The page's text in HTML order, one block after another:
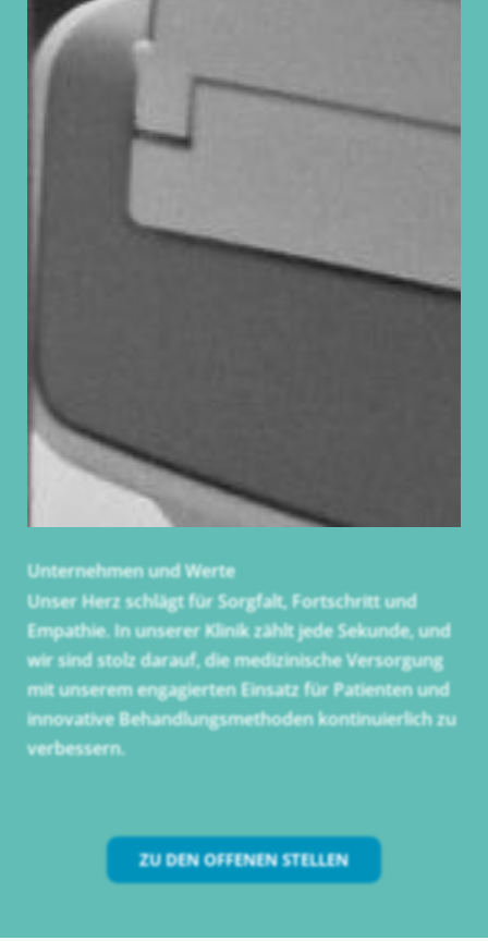
Unternehmen und Werte
Unser Herz schlägt für Sorgfalt, Fortschritt und
Empathie. In unserer Klinik zählt jede Sekunde, und
wir sind stolz darauf, die medizinische Versorgung
mit unserem engagierten Einsatz für Patienten und
innovative Behandlungsmethoden kontinuierlich zu
verbessern.
ZU DEN OFFENEN STELLEN